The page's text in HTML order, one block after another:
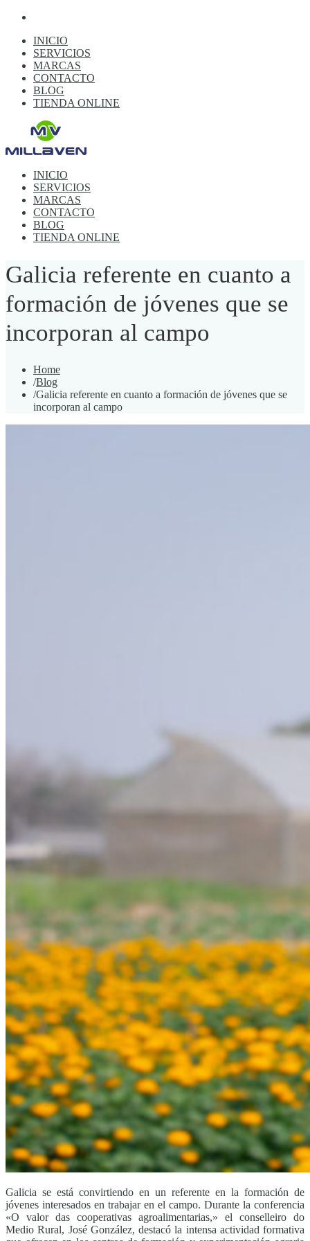
INICIO
SERVICIOS
MARCAS
CONTACTO
BLOG
TIENDA ONLINE
INICIO
SERVICIOS
MARCAS
CONTACTO
BLOG
TIENDA ONLINE
Galicia referente en cuanto a
formación de jóvenes que se
incorporan al campo
Home
/Blog
/Galicia referente en cuanto a formación de jóvenes que se
incorporan al campo
Galicia se está convirtiendo en un referente en la formación de
jóvenes interesados ​​en trabajar en el campo. Durante la conferencia
«O valor das cooperativas agroalimentarias,» el conselleiro do
Medio Rural, José González, destacó la intensa actividad formativa